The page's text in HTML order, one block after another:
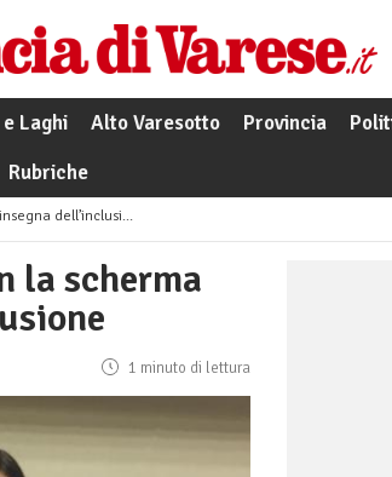
Laghi Alto Varesotto Provincia
Rubriche
dell’inclusione
la scherma
1 minuto di lettura